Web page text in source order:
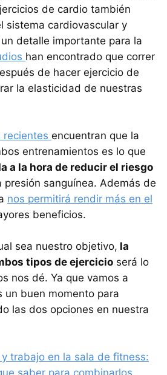
de cardio también
sistema cardiovascular y
detalle importante para la
han encontrado que correr
de hacer ejercicio de
la elasticidad de nuestras
recientes encuentran que la
entrenamientos es lo que
a la hora de reducir el riesgo
presión sanguínea. Además de
nos permitirá rendir más en el
beneficios.
sea nuestro objetivo, la
tipos de ejercicio será lo
nos dé. Ya que vamos a
un buen momento para
las dos opciones en nuestra
y trabajo en la sala de fitness:
saber para combinarlos